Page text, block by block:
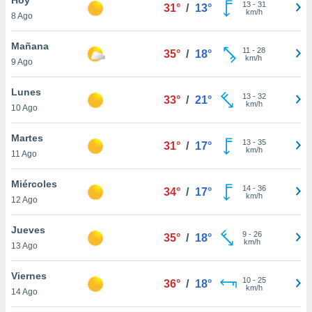
y
en
más
de
8 Ago
31° / 13° 13- 31
km/h
Mañana
9 Ago
35° / 18° 11 - 28
km/h
Lunes
10 Ago
33° / 21° 13- 32
km/h
Martes
11 Ago
31° / 17° 13- 35
km/h
Miércoles
12 Ago
34° / 17° 14- 36
km/h
Jueves
13 Ago
35° / 18° 9- 26
km/h
Viernes
14 Ago
36° / 18° 10- 25
km/h